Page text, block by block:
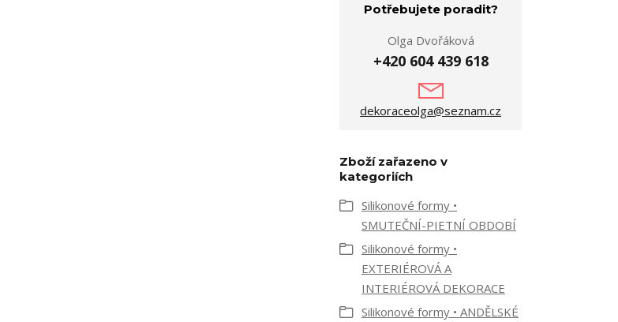
Potřebujete poradit?
Olga Dvořáková
+420 604 439 618
dekoraceolga@seznam.cz
Zboží zařazeno v
kategoriích
Silikonové formy •
SMUTEČNÍ-PIETNÍ OBDOBÍ
Silikonové formy •
EXTERIÉROVÁ A
INTERIÉROVÁ DEKORACE
Silikonové formy • ANDĚLSKÉ